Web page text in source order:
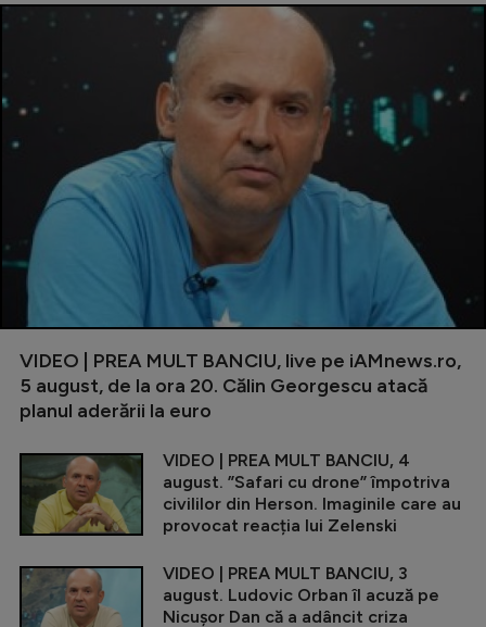
VIDEO | PREA MULT BANCIU, live pe iAMnews.ro,
5 august, de la ora 20. Călin Georgescu atacă
planul aderării la euro
VIDEO | PREA MULT BANCIU, 4
august. ”Safari cu drone” împotriva
civililor din Herson. Imaginile care au
provocat reacția lui Zelenski
VIDEO | PREA MULT BANCIU, 3
august. Ludovic Orban îl acuză pe
Nicușor Dan că a adâncit criza